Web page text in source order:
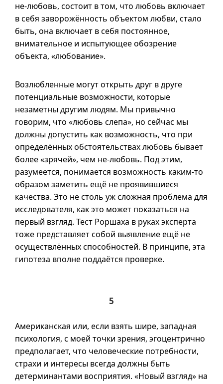
не-любовь, состоит в том, что любовь включает
в себя заворожённость объектом любви, стало
быть, она включает в себя постоянное,
внимательное и испытующее обозрение
объекта, «любование».
Возлюбленные могут открыть друг в друге
потенциальные возможности, которые
незаметны другим людям. Мы привычно
говорим, что «любовь слепа», но сейчас мы
должны допустить как возможность, что при
определённых обстоятельствах любовь бывает
более «зрячей», чем не-любовь. Под этим,
разумеется, понимается возможность каким-то
образом заметить ещё не проявившиеся
качества. Это не столь уж сложная проблема для
исследователя, как это может показаться на
первый взгляд. Тест Роршаха в руках эксперта
тоже представляет собой выявление ещё не
осуществлённых способностей. В принципе, эта
гипотеза вполне поддаётся проверке.
5
Американская или, если взять шире, западная
психология, с моей точки зрения, эгоцентрично
предполагает, что человеческие потребности,
страхи и интересы всегда должны быть
детерминантами восприятия. «Новый взгляд» на